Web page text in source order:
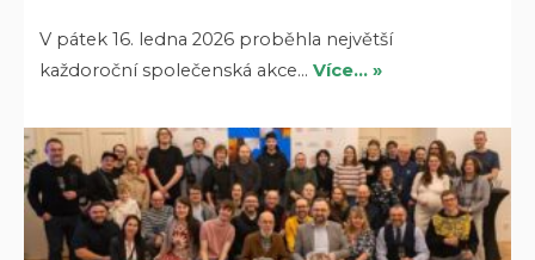
V pátek 16. ledna 2026 proběhla největší
každoroční společenská akce…Více… »